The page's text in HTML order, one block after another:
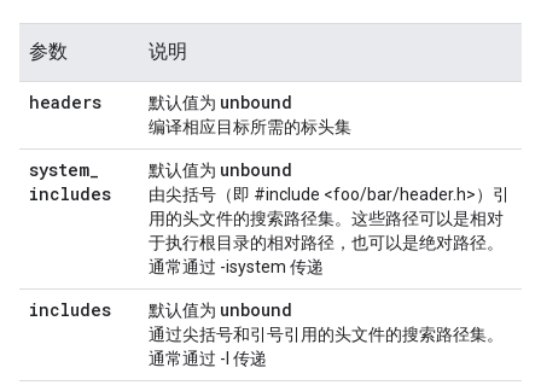
参数 说明
headers 默认值为 unbound
编译相应目标所需的标头集
system_
includes
默认值为 unbound
由尖括号（即 #include <foo/bar/header.h>）引
用的头文件的搜索路径集。这些路径可以是相对
于执行根目录的相对路径，也可以是绝对路径。
通常通过 -isystem 传递
includes 默认值为 unbound
通过尖括号和引号引用的头文件的搜索路径集。
通常通过 -I 传递